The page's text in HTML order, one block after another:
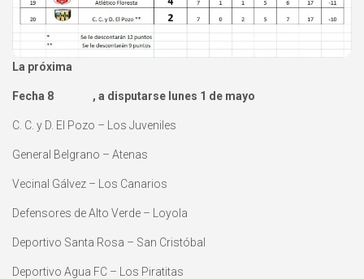
La próxima
Fecha 8 , a disputarse lunes 1 de mayo
C. C. y D. El Pozo – Los Juveniles
General Belgrano – Atenas
Vecinal Gálvez – Los Canarios
Defensores de Alto Verde – Loyola
Deportivo Santa Rosa – San Cristóbal
Deportivo Agua FC – Los Piratitas